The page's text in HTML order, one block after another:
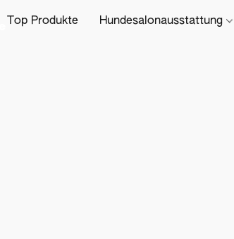
Top Produkte Hundesalonausstattung